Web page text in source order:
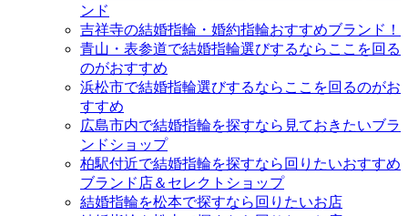
ンド
吉祥寺の結婚指輪・婚約指輪おすすめブランド！
青山・表参道で結婚指輪選びするならここを回る
のがおすすめ
浜松市で結婚指輪選びするならここを回るのがお
すすめ
広島市内で結婚指輪を探すなら見ておきたいブラ
ンドショップ
柏駅付近で結婚指輪を探すなら回りたいおすすめ
ブランド店＆セレクトショップ
結婚指輪を松本で探すなら回りたいお店